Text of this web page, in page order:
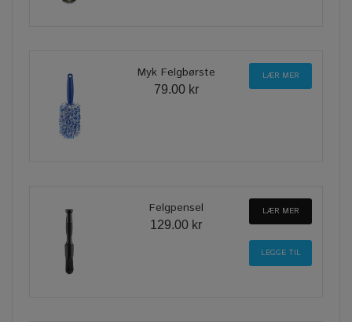
Myk Felgbørste
79.00 kr
LÆR MER
Felgpensel
129.00 kr
LÆR MER